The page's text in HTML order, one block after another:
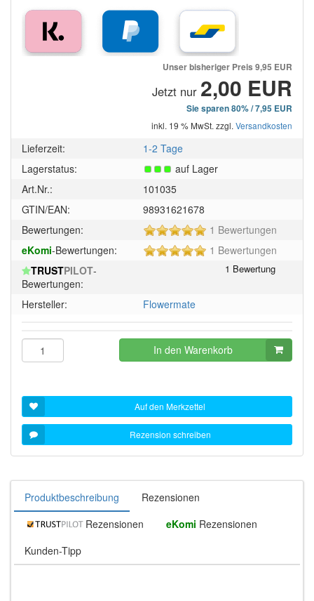
Unser bisheriger Preis 9,95 EUR
Jetzt nur 2,00 EUR
Sie sparen 80% / 7,95 EUR
inkl. 19 % MwSt. zzgl. Versandkosten
Lieferzeit:
1-2 Tage
Lagerstatus:
auf Lager
Art.Nr.:
101035
GTIN/EAN:
98931621678
Bewertungen:
5
5
Sternen!
1 Bewertungen
eKomi-Bewertungen:
51 Bewertungen
TRUSTPILOT-
Bewertungen:
Hersteller:
Flowermate
In den Warenkorb
Auf den Merkzettel
Rezension schreiben
Produktbeschreibung
Rezensionen
Rezensionen
eKomi Rezensionen
Kunden-Tipp